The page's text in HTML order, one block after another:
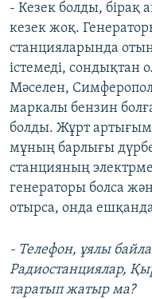
- Кезек болды, бірақ
кезек жоқ.
станцияларында отын
істемеді, сондықтан
Мәселен,
маркалы бензин
болды. Жұрт
мұның барлығы
станцияның
генераторы болса
отырса, онда
- Телефон, ұялы
Радиостанциялар,
таратып жатыр ма?